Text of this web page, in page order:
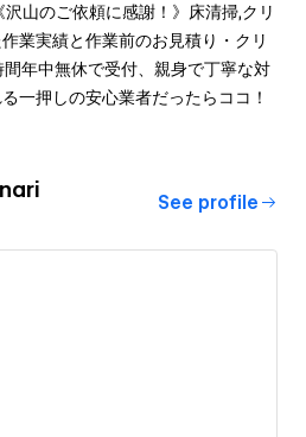
山のご依頼に感謝！》床清掃,クリ
業実績と作業前のお見積り・クリ
年中無休で受付、親身で丁寧な対
一押しの安心業者だったらココ！
See profile